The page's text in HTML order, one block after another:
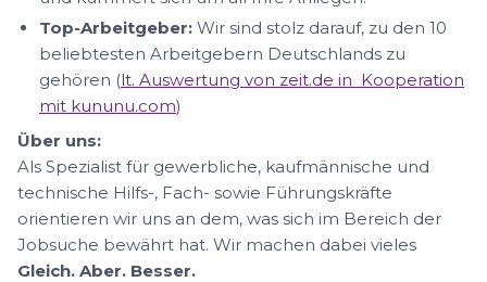
Top-Arbeitgeber: Wir sind stolz darauf, zu den 10
beliebtesten Arbeitgebern Deutschlands zu
gehören (lt. Auswertung von zeit.de in Kooperation
mit kununu.com)
Über uns:
Als Spezialist für gewerbliche, kaufmännische und
technische Hilfs-, Fach- sowie Führungskräfte
orientieren wir uns an dem, was sich im Bereich der
Jobsuche bewährt hat. Wir machen dabei vieles
Gleich. Aber. Besser.